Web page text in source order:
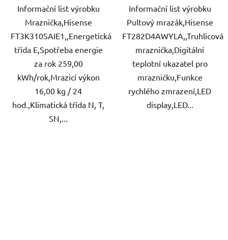
Informační list výrobku
Mraznička,Hisense
FT3K310SAIE1,,Energetická
třída E,Spotřeba energie
za rok 259,00
kWh/rok,Mrazicí výkon
16,00 kg / 24
hod.,Klimatická třída N, T,
SN,...
Informační list výrobku
Pultový mrazák,Hisense
FT282D4AWYLA,,Truhlicová
mraznička,Digitální
teplotní ukazatel pro
mrazničku,Funkce
rychlého zmrazení,LED
display,LED...